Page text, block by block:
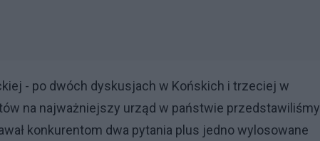
- po dwóch dyskusjach w Końskich i trzeciej w
na najważniejszy urząd w państwie przedstawiliśmy
konkurentom dwa pytania plus jedno wylosowane